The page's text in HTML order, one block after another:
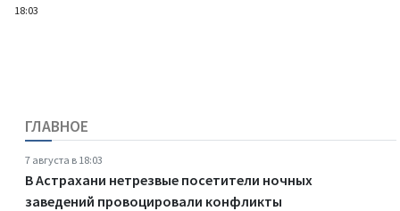
18:03
ГЛАВНОЕ
7 августа в 18:03
В Астрахани нетрезвые посетители ночных
заведений провоцировали конфликты